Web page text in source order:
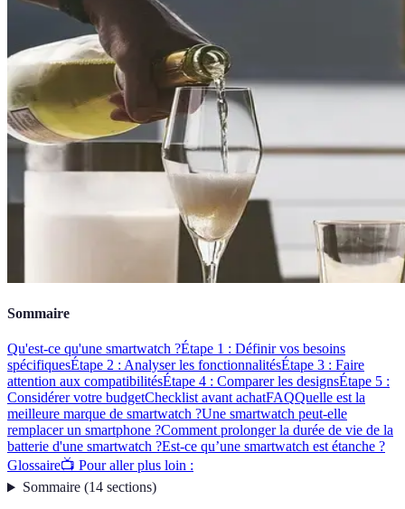
Sommaire
Qu'est-ce qu'une smartwatch ?Étape 1 : Définir vos besoins
spécifiquesÉtape 2 : Analyser les fonctionnalitésÉtape 3 : Faire
attention aux compatibilitésÉtape 4 : Comparer les designsÉtape 5 :
Considérer votre budgetChecklist avant achatFAQQuelle est la
meilleure marque de smartwatch ?Une smartwatch peut-elle
remplacer un smartphone ?Comment prolonger la durée de vie de la
batterie d'une smartwatch ?Est-ce qu’une smartwatch est étanche ?
Glossaire📺 Pour aller plus loin :
Sommaire(14 sections)